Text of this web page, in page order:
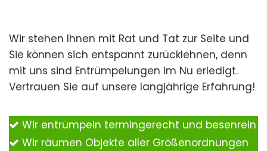
Wir stehen Ihnen mit Rat und Tat zur Seite und
Sie können sich entspannt zurücklehnen, denn
mit uns sind Entrümpelungen im Nu erledigt.
Vertrauen Sie auf unsere langjährige Erfahrung!
Wir entrümpeln termingerecht und besenrein
Wir räumen Objekte aller Größenordnungen